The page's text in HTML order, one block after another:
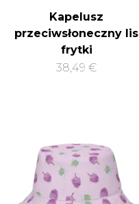
Kapelusz
przeciwsłoneczny lis
frytki
38,49 €